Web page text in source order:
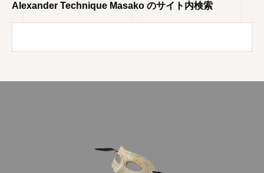
Alexander Technique Masako のサイト内検索